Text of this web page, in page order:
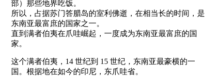
部）那些地界吃饭。
所以，占据苏门答腊岛的室利佛逝，在相当长的时间，是
东南亚最富庶的国家之一。
直到满者伯夷在爪哇崛起，一度成为东南亚最富庶的国
家。
这个满者伯夷，14 世纪到 15 世纪，东南亚最豪横的一
国。根据地在如今的印尼，东爪哇省。